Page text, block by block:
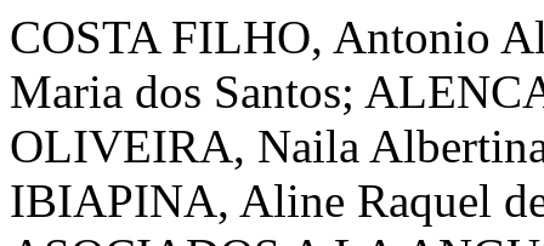
COSTA FILHO, Antonio
Maria dos Santos;
OLIVEIRA, Naila
IBIAPINA, Aline Raquel